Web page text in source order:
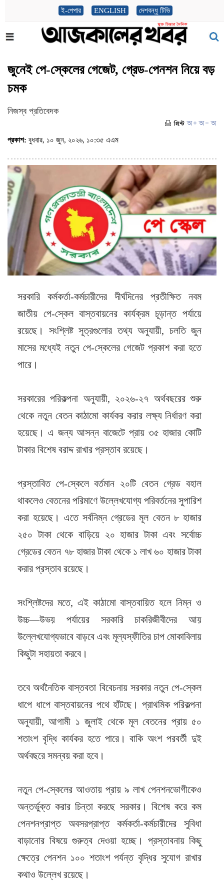
ই-পেপার ENGLISH দেশবন্ধু টিভি
জুনেই পে-স্কেলের গেজেট, গ্রেড-পেনশন নিয়ে বড়
চমক
নিজস্ব প্রতিবেদক
প্রকাশ: বুধবার, ১০ জুন, ২০২৬, ১০:৩৫ এএম
সরকারি কর্মকর্তা-কর্মচারীদের দীর্ঘদিনের প্রতীক্ষিত নবম
জাতীয় পে-স্কেল বাস্তবায়নের কার্যক্রম চূড়ান্ত পর্যায়ে
রয়েছে। সংশ্লিষ্ট সূত্রগুলোর তথ্য অনুযায়ী, চলতি জুন
মাসের মধ্যেই নতুন পে-স্কেলের গেজেট প্রকাশ করা হতে
পারে।
সরকারের পরিকল্পনা অনুযায়ী, ২০২৬-২৭ অর্থবছরের শুরু
থেকে নতুন বেতন কাঠামো কার্যকর করার লক্ষ্য নির্ধারণ করা
হয়েছে। এ জন্য আসন্ন বাজেটে প্রায় ৩৫ হাজার কোটি
টাকার বিশেষ বরাদ্দ রাখার প্রস্তাব রয়েছে।
প্রস্তাবিত পে-স্কেলে বর্তমান ২০টি বেতন গ্রেড বহাল
থাকলেও বেতনের পরিমাণে উল্লেখযোগ্য পরিবর্তনের সুপারিশ
করা হয়েছে। এতে সর্বনিম্ন গ্রেডের মূল বেতন ৮ হাজার
২৫০ টাকা থেকে বাড়িয়ে ২০ হাজার টাকা এবং সর্বোচ্চ
গ্রেডের বেতন ৭৮ হাজার টাকা থেকে ১ লাখ ৬০ হাজার টাকা
করার প্রস্তাব রয়েছে।
সংশ্লিষ্টদের মতে, এই কাঠামো বাস্তবায়িত হলে নিম্ন ও
উচ্চ—উভয় পর্যায়ের সরকারি চাকরিজীবীদের আয়
উল্লেখযোগ্যভাবে বাড়বে এবং মূল্যস্ফীতির চাপ মোকাবিলায়
কিছুটা সহায়তা করবে।
তবে অর্থনৈতিক বাস্তবতা বিবেচনায় সরকার নতুন পে-স্কেল
ধাপে ধাপে বাস্তবায়নের পথে হাঁটছে। প্রাথমিক পরিকল্পনা
অনুযায়ী, আগামী ১ জুলাই থেকে মূল বেতনের প্রায় ৫০
শতাংশ বৃদ্ধি কার্যকর হতে পারে। বাকি অংশ পরবর্তী দুই
অর্থবছরে সমন্বয় করা হবে।
নতুন পে-স্কেলের আওতায় প্রায় ৯ লাখ পেনশনভোগীকেও
অন্তর্ভুক্ত করার চিন্তা করছে সরকার। বিশেষ করে কম
পেনশনপ্রাপ্ত অবসরপ্রাপ্ত কর্মকর্তা-কর্মচারীদের সুবিধা
বাড়ানোর বিষয়ে গুরুত্ব দেওয়া হচ্ছে। প্রস্তাবনায় কিছু
ক্ষেত্রে পেনশন ১০০ শতাংশ পর্যন্ত বৃদ্ধির সুযোগ রাখার
কথাও উল্লেখ রয়েছে।